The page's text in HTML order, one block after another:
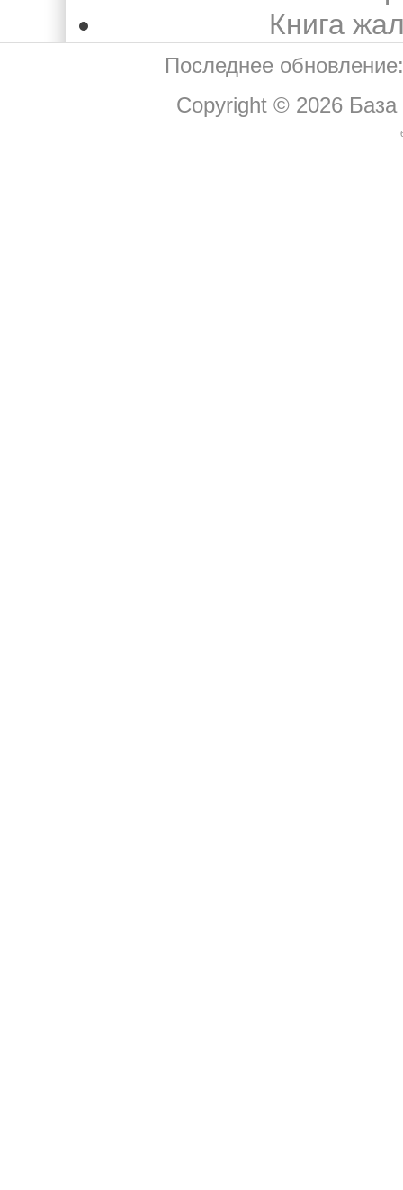
Книга
Последнее
Copyright © 2026 База